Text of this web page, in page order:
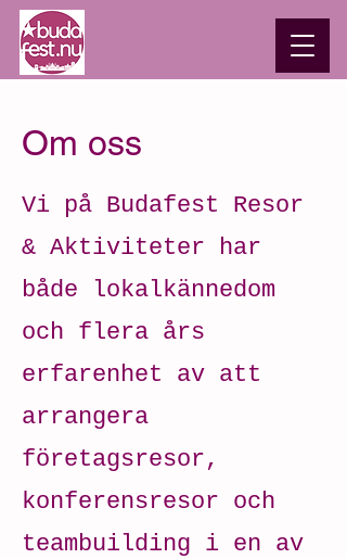
Om oss
Vi på Budafest Resor
& Aktiviteter har
både lokalkännedom
och flera års
erfarenhet av att
arrangera
företagsresor,
konferensresor och
teambuilding i en av